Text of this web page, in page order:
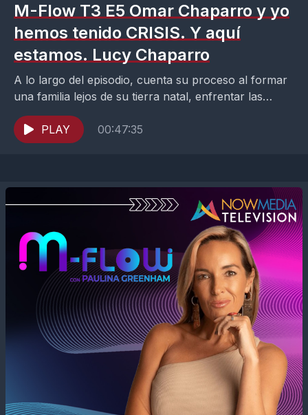
M-Flow T3 E5 Omar Chaparro y yo
hemos tenido CRISIS. Y aquí
estamos. Lucy Chaparro
A lo largo del episodio, cuenta su proceso al formar
una familia lejos de su tierra natal, enfrentar las
primeras crisis de pareja y...
PLAY
00:47:35